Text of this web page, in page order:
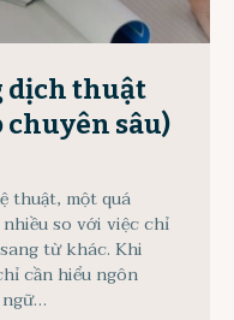
dịch thuật
sâu)
thuật, một quá
so với việc chỉ
từ khác. Khi
cần hiểu ngôn